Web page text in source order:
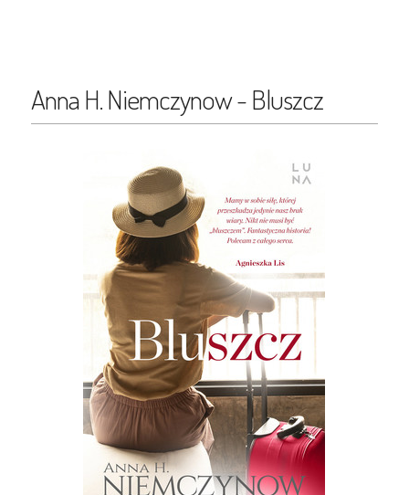
Anna H. Niemczynow - Bluszcz